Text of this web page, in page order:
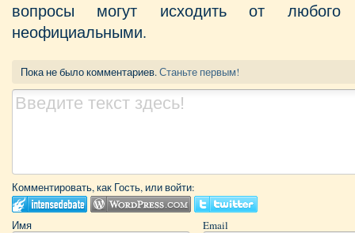
вопросы могут исходить от любого
неофициальными.
Пока не было комментариев.Станьте первым!
Комментировать, как Гость, или войти:
Имя Email